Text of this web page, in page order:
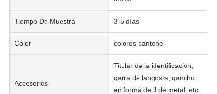
Tiempo De Muestra 3-5 días
Color colores pantone
Accesorios
Titular de la identificación,
garra de langosta, gancho
en forma de J de metal, etc.